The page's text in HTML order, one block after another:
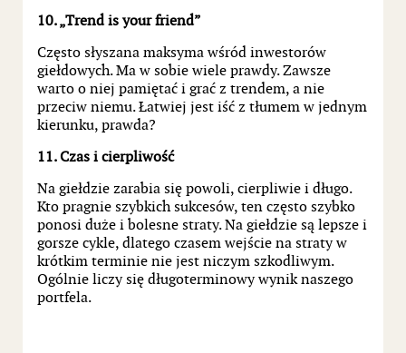
10. „Trend is your friend”
Często słyszana maksyma wśród inwestorów
giełdowych. Ma w sobie wiele prawdy. Zawsze
warto o niej pamiętać i grać z trendem, a nie
przeciw niemu. Łatwiej jest iść z tłumem w jednym
kierunku, prawda?
11. Czas i cierpliwość
Na giełdzie zarabia się powoli, cierpliwie i długo.
Kto pragnie szybkich sukcesów, ten często szybko
ponosi duże i bolesne straty. Na giełdzie są lepsze i
gorsze cykle, dlatego czasem wejście na straty w
krótkim terminie nie jest niczym szkodliwym.
Ogólnie liczy się długoterminowy wynik naszego
portfela.